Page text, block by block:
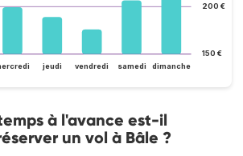
150 €
200 €
jeudi vendredi samedi dimanche
à l'avance est-il
un vol à Bâle ?